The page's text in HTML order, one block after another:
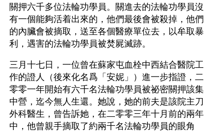
關押六千多位法輪功學員。關進去的法輪功學員沒
有一個能夠活着出來的，他們最後會被殺掉，他們
的內臟會被摘取，送至各個醫療單位去，以牟取暴
利，遇害的法輪功學員被焚屍滅跡。
三月十七日，一位曾在蘇家屯血栓中西結合醫院工
作的證人（後來化名爲「安妮」）進一步指證，二
零零一年開始有六千名法輪功學員被祕密關押該集
中營，迄今無人生還。她說，她的前夫是該院主刀
外科醫生，曾告訴她，在二零零三年十月前的兩年
中，他曾親手摘取了約兩千名法輪功學員的眼角